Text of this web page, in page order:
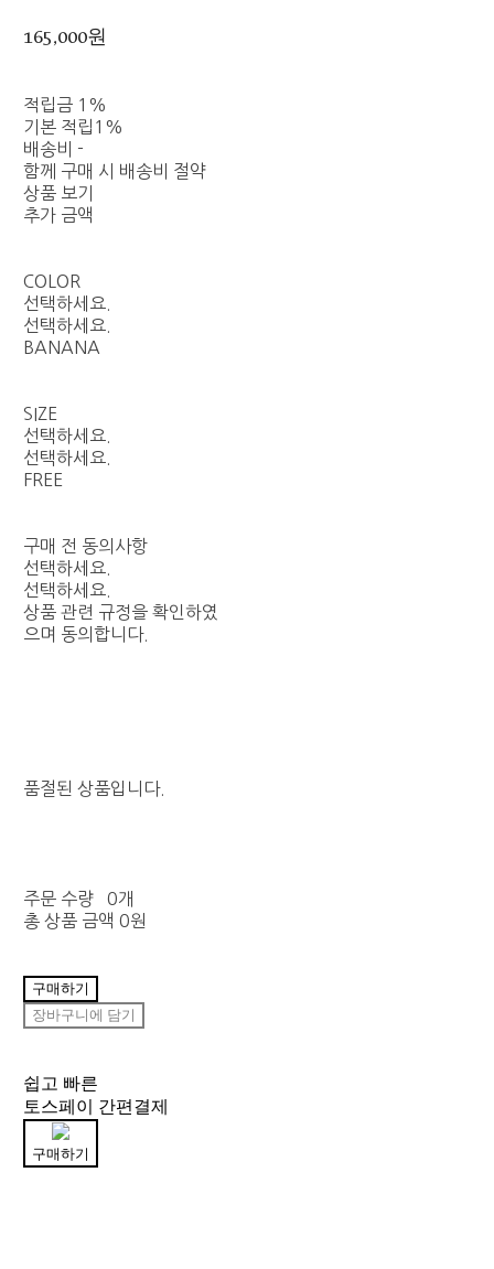
165,000원
적립금 1%
기본 적립 1%
배송비 -
함께 구매 시 배송비 절약
상품 보기
추가 금액
COLOR
선택하세요.
선택하세요.
BANANA
SIZE
선택하세요.
선택하세요.
FREE
구매 전 동의사항
선택하세요.
선택하세요.
상품 관련 규정을 확인하였
으며 동의합니다.
품절된 상품입니다.
주문 수량
0개
총 상품 금액 0원
구매하기
장바구니에 담기
쉽고 빠른
토스페이 간편결제
구매하기